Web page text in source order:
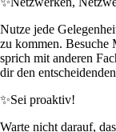
Nutze jede
zu kommen. Besuche
sprich mit anderen
dir den
✨Sei proaktiv!
Warte nicht darauf,